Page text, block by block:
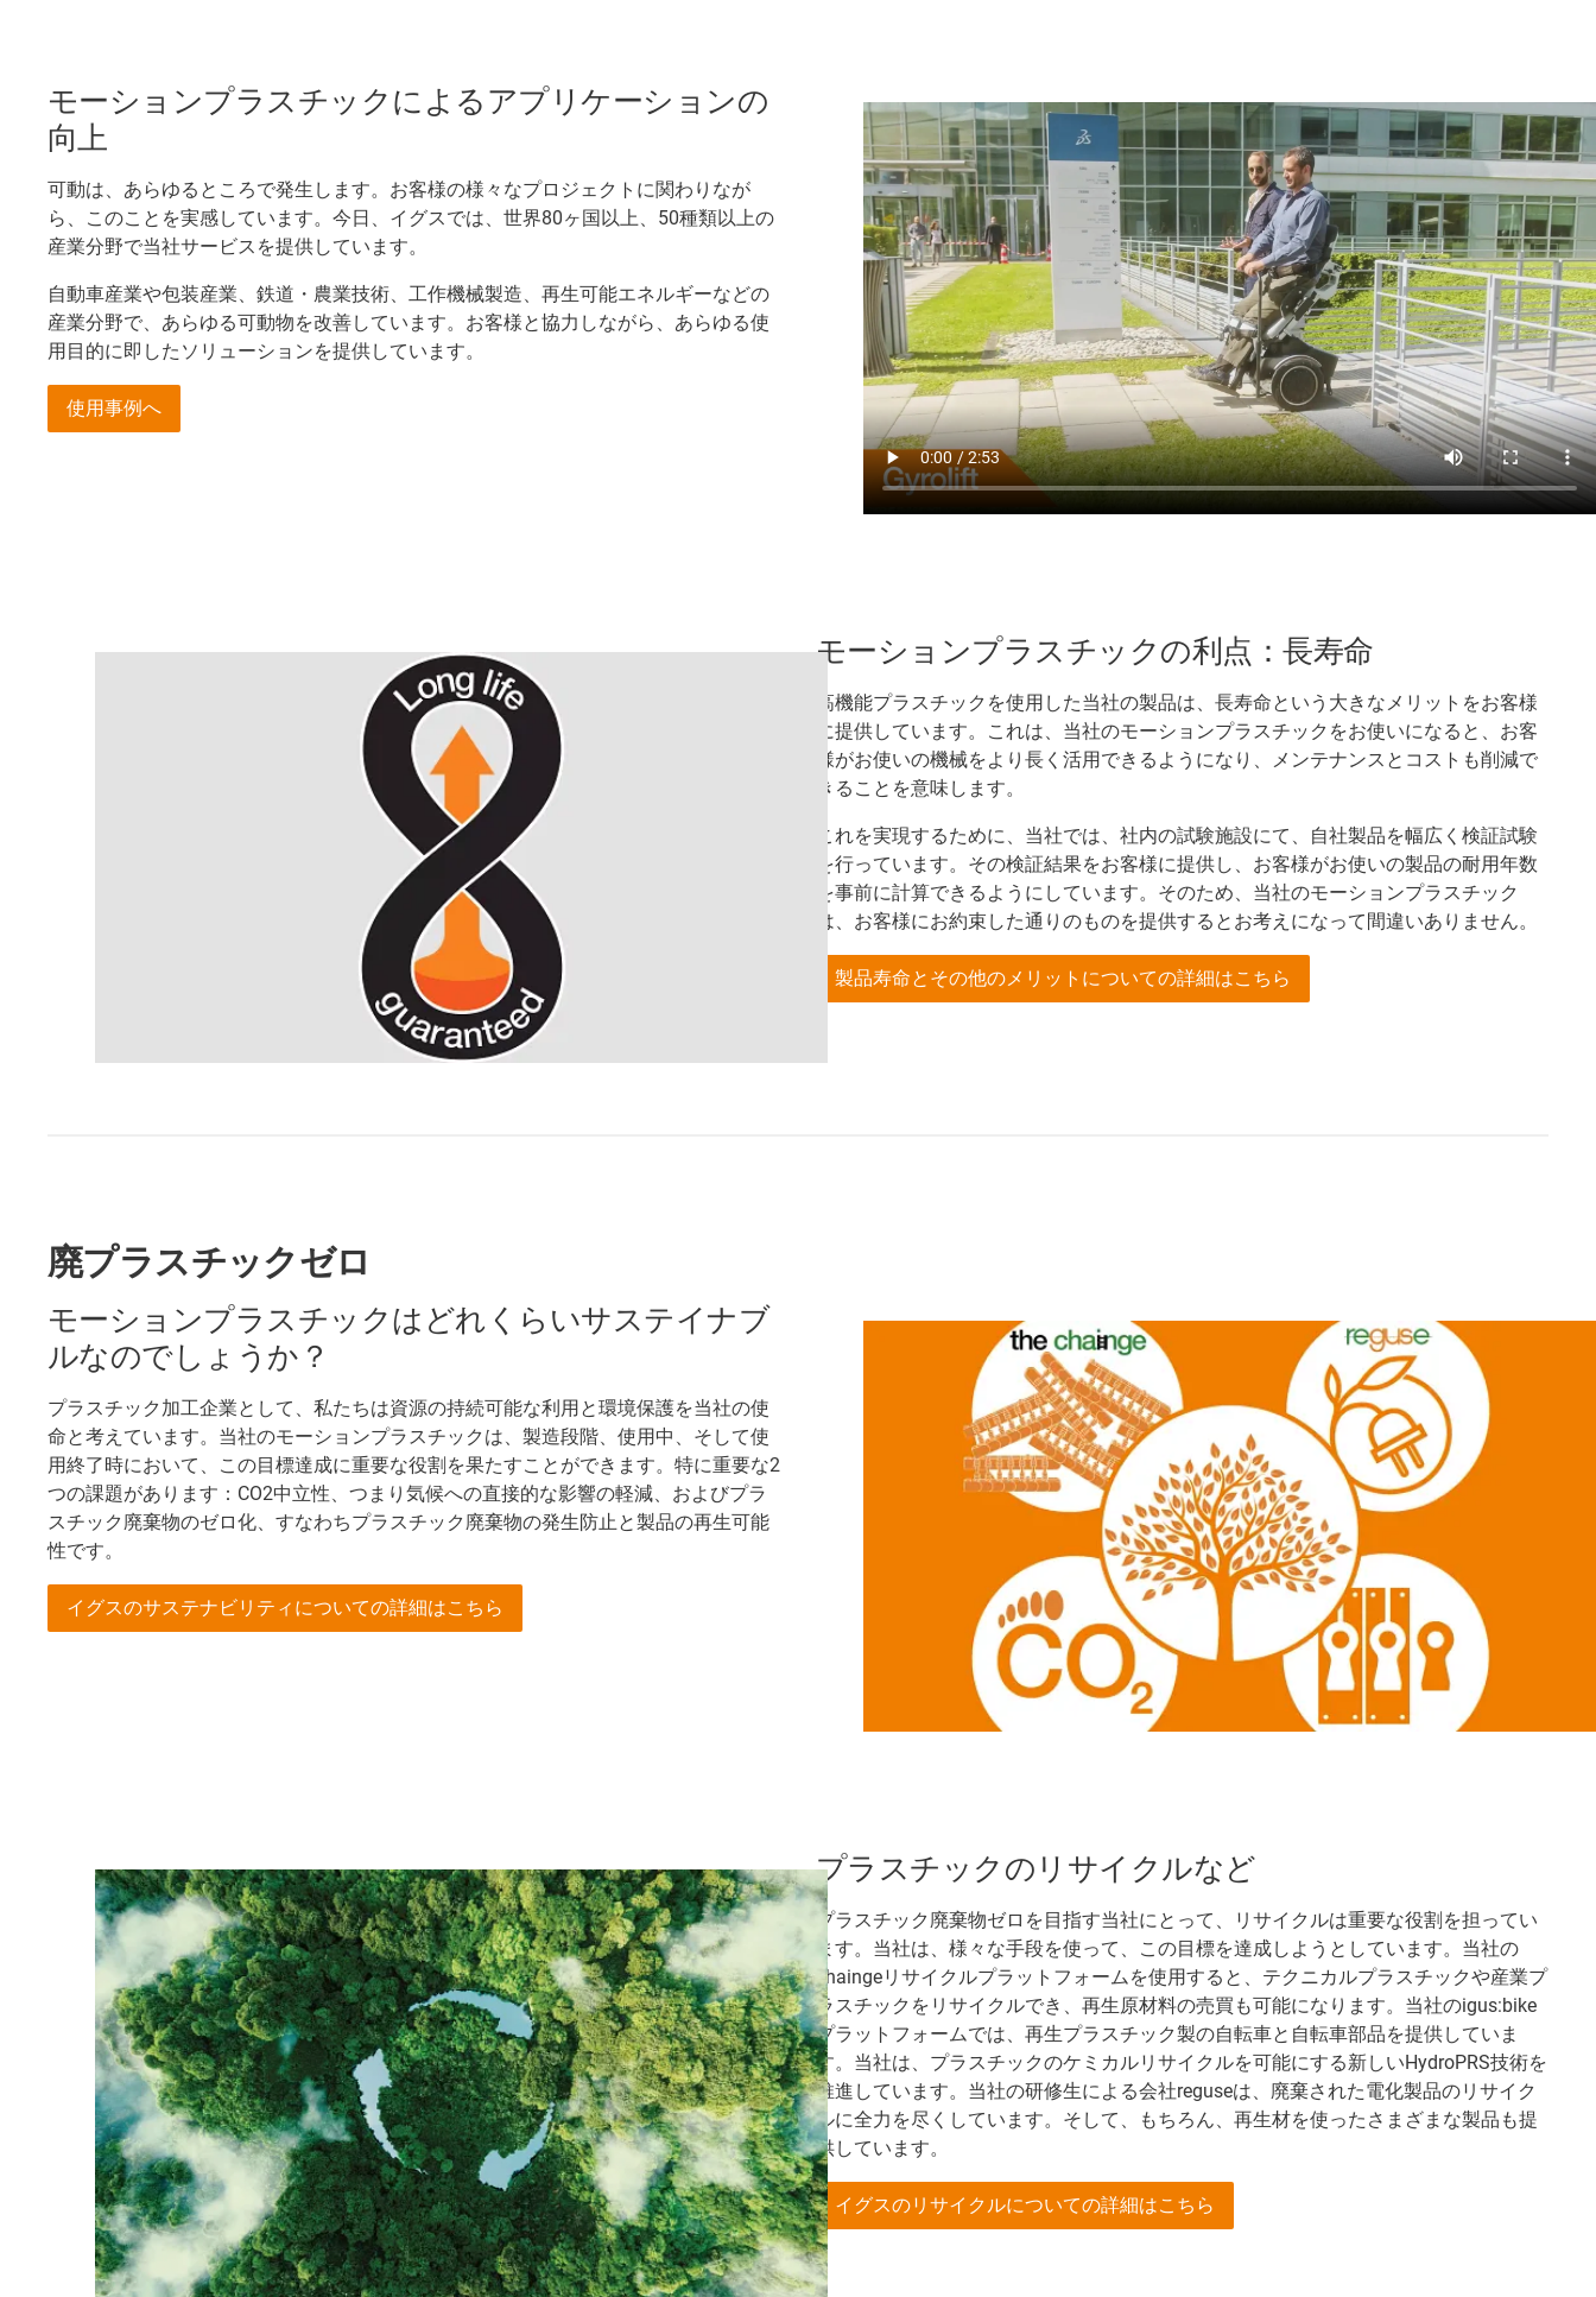
モーションプラスチックによるアプリケーションの
向上
可動は、あらゆるところで発生します。お客様の様々なプロジェクトに関わりなが
ら、このことを実感しています。今日、イグスでは、世界80ヶ国以上、50種類以上の
産業分野で当社サービスを提供しています。
自動車産業や包装産業、鉄道・農業技術、工作機械製造、再生可能エネルギーなどの
産業分野で、あらゆる可動物を改善しています。お客様と協力しながら、あらゆる使
用目的に即したソリューションを提供しています。
使用事例へ
モーションプラスチックの利点：長寿命
高機能プラスチックを使用した当社の製品は、長寿命という大きなメリットをお客様
に提供しています。これは、当社のモーションプラスチックをお使いになると、お客
様がお使いの機械をより長く活用できるようになり、メンテナンスとコストも削減で
きることを意味します。
これを実現するために、当社では、社内の試験施設にて、自社製品を幅広く検証試験
を行っています。その検証結果をお客様に提供し、お客様がお使いの製品の耐用年数
を事前に計算できるようにしています。そのため、当社のモーションプラスチック
は、お客様にお約束した通りのものを提供するとお考えになって間違いありません。
製品寿命とその他のメリットについての詳細はこちら
廃プラスチックゼロ
モーションプラスチックはどれくらいサステイナブ
ルなのでしょうか？
プラスチック加工企業として、私たちは資源の持続可能な利用と環境保護を当社の使
命と考えています。当社のモーションプラスチックは、製造段階、使用中、そして使
用終了時において、この目標達成に重要な役割を果たすことができます。特に重要な2
つの課題があります：CO2中立性、つまり気候への直接的な影響の軽減、およびプラ
スチック廃棄物のゼロ化、すなわちプラスチック廃棄物の発生防止と製品の再生可能
性です。
イグスのサステナビリティについての詳細はこちら
プラスチックのリサイクルなど
プラスチック廃棄物ゼロを目指す当社にとって、リサイクルは重要な役割を担ってい
ます。当社は、様々な手段を使って、この目標を達成しようとしています。当社の
chaingeリサイクルプラットフォームを使用すると、テクニカルプラスチックや産業プ
ラスチックをリサイクルでき、再生原材料の売買も可能になります。当社のigus:bike
プラットフォームでは、再生プラスチック製の自転車と自転車部品を提供していま
す。当社は、プラスチックのケミカルリサイクルを可能にする新しいHydroPRS技術を
推進しています。当社の研修生による会社reguseは、廃棄された電化製品のリサイク
ルに全力を尽くしています。そして、もちろん、再生材を使ったさまざまな製品も提
供しています。
イグスのリサイクルについての詳細はこちら